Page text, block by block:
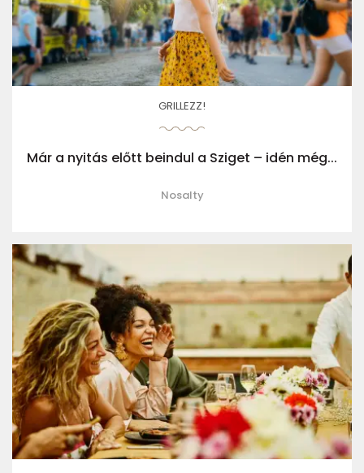
GRILLEZZ!
Már a nyitás előtt beindul a Sziget – idén még...
Nosalty